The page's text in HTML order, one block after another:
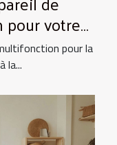
votre
pour la
la...